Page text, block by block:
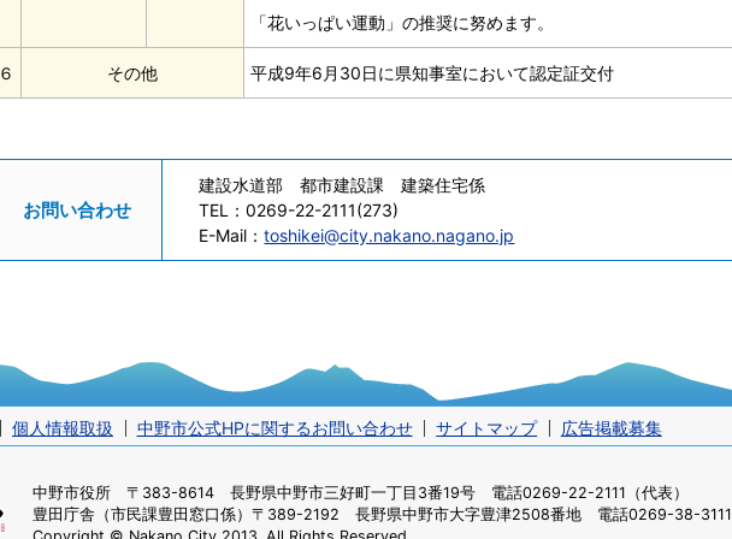
「花いっぱい運動」の推奨に努めます。
６ その他 平成9年6月30日に県知事室において認定証交付
お問い合わせ
建設水道部 都市建設課 建築住宅係
TEL：0269-22-2111(273)
E-Mail：toshikei@city.nakano.nagano.jp
個人情報取扱 中野市公式HPに関するお問い合わせ サイトマップ 広告掲載募集
中野市役所 〒383-8614 長野県中野市三好町一丁目3番19号 電話0269-22-2111（代表）
豊田庁舎（市民課豊田窓口係） 〒389-2192 長野県中野市大字豊津2508番地 電話0269-38-3111